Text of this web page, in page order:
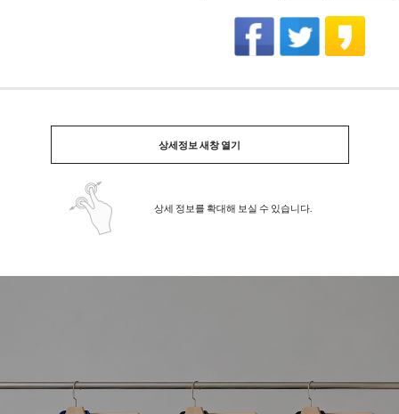
상세정보 새창 열기
상세 정보를 확대해 보실 수 있습니다.